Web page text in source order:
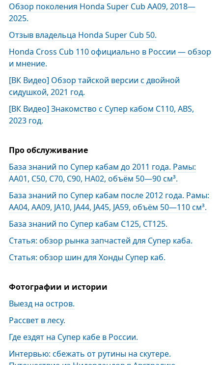
Обзор поколения Honda Super Cub AA09, 2018—
2025.
Отзыв владельца Honda Super Cub 50.
Honda Cross Cub 110 официально в России — обзор
и мнение.
[ВК Видео] Обзор тайской версии с двойной
сидушкой, 2021 год.
[ВК Видео] Знакомство с Супер кабом С110, ABS,
2023 год.
Про обслуживание
База знаний по Супер кабам до 2011 года. Рамы:
АА01, С50, C70, C90, HA02, объём 50—90 см³.
База знаний по Супер кабам после 2012 года. Рамы:
АА04, AA09, JA10, JA44, JA45, JA59, объём 50—110 см³.
База знаний по Супер кабам С125, СТ125.
Статья: обзор рынка запчастей для Супер каба.
Статья: обзор шин для Хонды Супер каб.
Фотографии и истории
Выезд на остров.
Рассвет в лесу.
Где ездят на Супер кабе в России.
Интервью: сбежать от рутины на скутере.